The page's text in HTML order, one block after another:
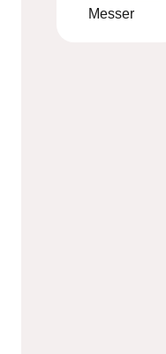
Messer